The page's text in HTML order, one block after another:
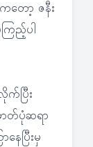
တော့ ဇနီး
ြည့်ပါ
ပြီး
ာတ်ပုံဆရာ
ေပြီးမှ